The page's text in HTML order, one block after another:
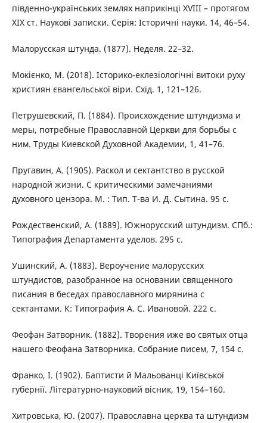
південно-українських землях наприкінці ХVIII – протягом
ХІХ ст. Наукові записки. Серія: Історичні науки. 14, 46–54.
Малорусская штунда. (1877). Неделя. 22–32.
Мокієнко, М. (2018). Історико-еклезіологічні витоки руху
християн євангельської віри. Схід. 1, 121–126.
Петрушевский, П. (1884). Происхождение штундизма и
меры, потребные Православной Церкви для борьбы с
ним. Труды Киевской Духовной Академии, 1, 41–76.
Пругавин, А. (1905). Раскол и сектантство в русской
народной жизни. С критическими замечаниями
духовного цензора. М. : Тип. Т-ва И. Д. Сытина. 95 с.
Рождественский, А. (1889). Южнорусский штундизм. СПб.:
Типография Департамента уделов. 295 с.
Ушинский, А. (1883). Вероучение малорусских
штундистов, разобранное на основании священного
писания в беседах православного мирянина с
сектантами. К: Типография А. С. Ивановой. 222 с.
Феофан Затворник. (1882). Творения иже во святых отца
нашего Феофана Затворника. Собрание писем, 7, 154 с.
Франко, І. (1902). Баптисти й Мальованці Київської
губернії. Літературно-науковий вісник, 19, 154–160.
Хитровська, Ю. (2007). Православна церква та штундизм